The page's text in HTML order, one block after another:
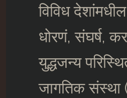
विविध
धोरणं, संघर्ष,
युद्धजन्य
जागतिक